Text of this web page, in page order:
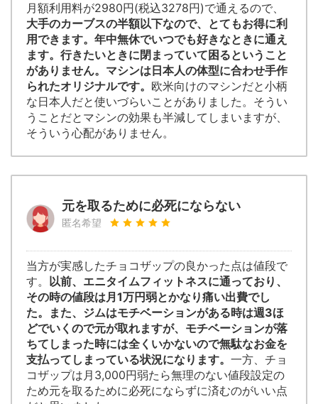
月額利用料が2980円(税込3278円)で通えるので、
大手のカーブスの半額以下なので、とてもお得に利
用できます。年中無休でいつでも好きなときに通え
ます。行きたいときに閉まっていて困るということ
がありません。マシンは日本人の体型に合わせ手作
られたオリジナルです。 欧米向けのマシンだと小柄
な日本人だと使いづらいことがありました。そうい
うことだとマシンの効果も半減してしまいますが、
そういう心配がありません。
元を取るために必死にならない
匿名希望
当方が実感したチョコザップの良かった点は値段で
す。 以前、エニタイムフィットネスに通っており、
その時の値段は月1万円弱とかなり痛い出費でし
た。また、ジムはモチベーションがある時は週3ほ
どでいくので元が取れますが、モチベーションが落
ちてしまった時には全くいかないので無駄なお金を
支払ってしまっている状況になります。 一方、チョ
コザップは月3,000円弱たら無理のない値段設定の
ため元を取るために必死にならずに済むのがいい点